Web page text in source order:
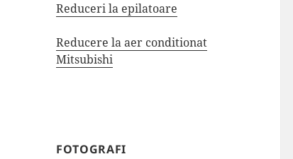
Reduceri la epilatoare
Reducere la aer conditionat
Mitsubishi
FOTOGRAFI